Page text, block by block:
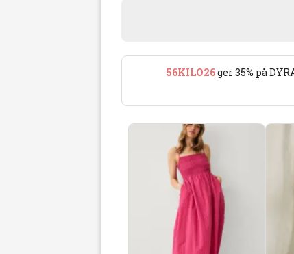
56KILO26ger 35% på